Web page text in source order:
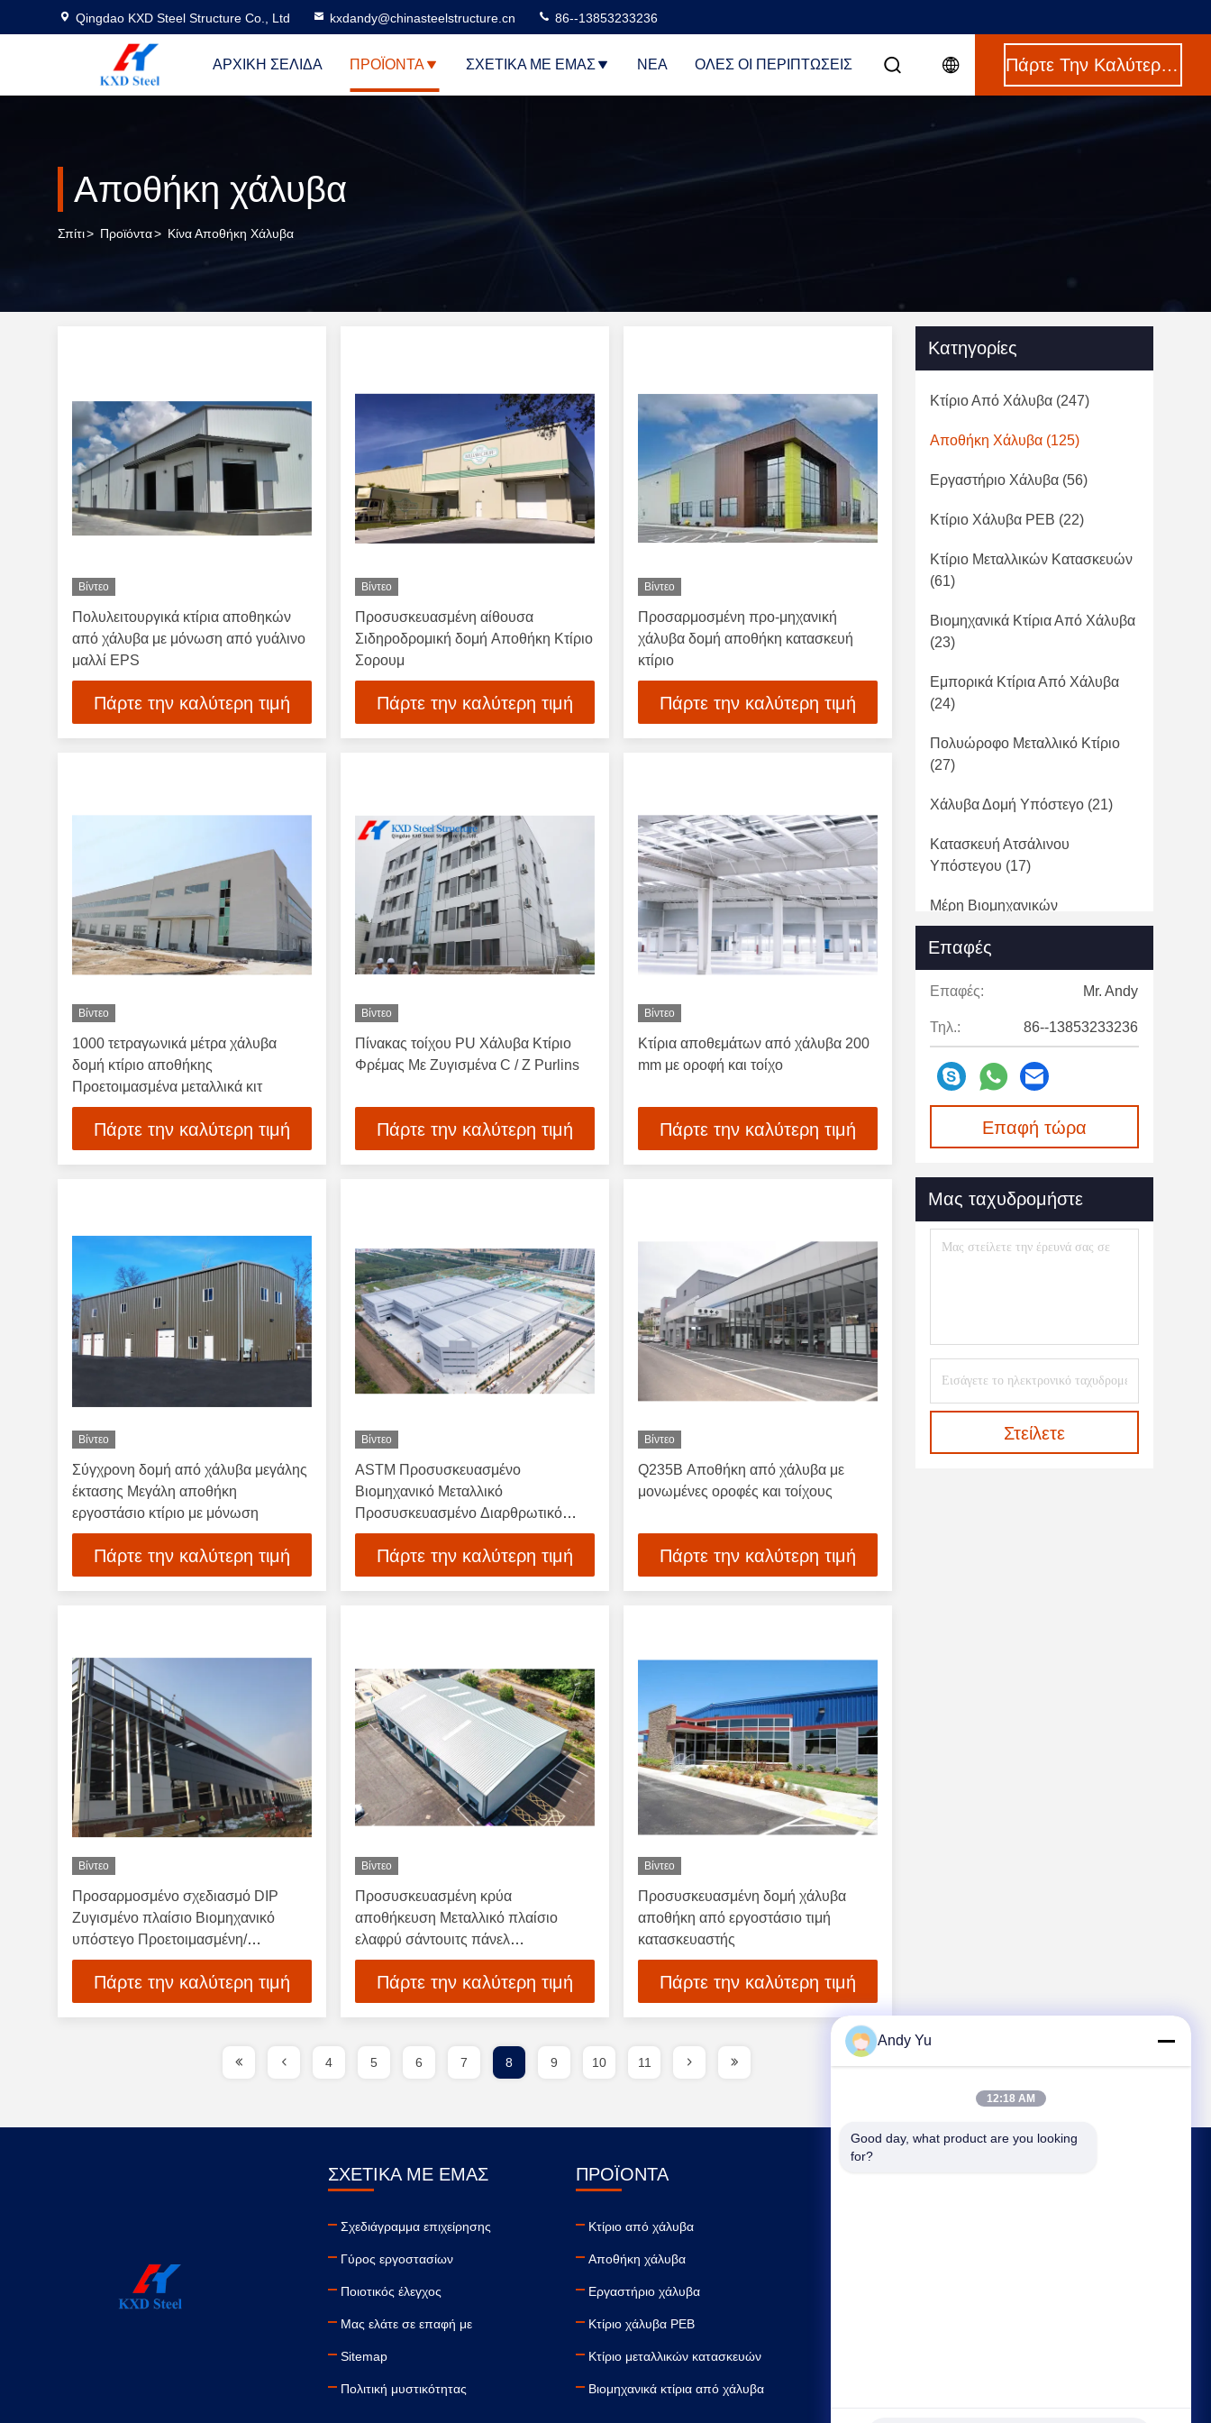
Qingdao KXD Steel Structure Co., Ltd kxdandy@chinasteelstructure.cn 86--13853233236
ΑΡΧΙΚΉ ΣΕΛΊΔΑ ΠΡΟΪΌΝΤΑ ΣΧΕΤΙΚΆ ΜΕ ΕΜΆΣ ΝΈΑ ΌΛΕΣ ΟΙ ΠΕΡΙΠΤΏΣΕΙΣ Πάρτε Την Καλύτερη Τιμή
Αποθήκη χάλυβα
Σπίτι> Προϊόντα> Κίνα Αποθήκη Χάλυβα
Βίντεο
Πολυλειτουργικά κτίρια αποθηκών
από χάλυβα με μόνωση από γυάλινο
μαλλί EPS
Πάρτε την καλύτερη τιμή
Βίντεο
Προσυσκευασμένη αίθουσα
Σιδηροδρομική δομή Αποθήκη Κτίριο
Σορουμ
Πάρτε την καλύτερη τιμή
Βίντεο
Προσαρμοσμένη προ-μηχανική
χάλυβα δομή αποθήκη κατασκευή
κτίριο
Πάρτε την καλύτερη τιμή
Βίντεο
1000 τετραγωνικά μέτρα χάλυβα
δομή κτίριο αποθήκης
Προετοιμασμένα μεταλλικά κιτ
Πάρτε την καλύτερη τιμή
Βίντεο
Πίνακας τοίχου PU Χάλυβα Κτίριο
Φρέμας Με Ζυγισμένα C / Z Purlins
Πάρτε την καλύτερη τιμή
Βίντεο
Κτίρια αποθεμάτων από χάλυβα 200
mm με οροφή και τοίχο
Πάρτε την καλύτερη τιμή
Βίντεο
Σύγχρονη δομή από χάλυβα μεγάλης
έκτασης Μεγάλη αποθήκη
εργοστάσιο κτίριο με μόνωση
Πάρτε την καλύτερη τιμή
Βίντεο
ASTM Προσυσκευασμένο
Βιομηχανικό Μεταλλικό
Προσυσκευασμένο Διαρθρωτικό
Χάλυβα Φρέμα Διαρθρωτικό
Αποθήκευση Κατασκευαστική
Αποθήκη
Πάρτε την καλύτερη τιμή
Βίντεο
Q235B Αποθήκη από χάλυβα με
μονωμένες οροφές και τοίχους
Πάρτε την καλύτερη τιμή
Βίντεο
Προσαρμοσμένο σχεδιασμό DIP
Ζυγισμένο πλαίσιο Βιομηχανικό
υπόστεγο Προετοιμασμένη/
Προετοιμασμένη δομή χάλυβα
Αποθήκη
Πάρτε την καλύτερη τιμή
Βίντεο
Προσυσκευασμένη κρύα
αποθήκευση Μεταλλικό πλαίσιο
ελαφρύ σάντουιτς πάνελ
Προσυσκευασμένη δομή κτιρίου
Πάρτε την καλύτερη τιμή
Βίντεο
Προσυσκευασμένη δομή χάλυβα
αποθήκη από εργοστάσιο τιμή
κατασκευαστής
Πάρτε την καλύτερη τιμή
Κατηγορίες
Κτίριο Από Χάλυβα (247)
Αποθήκη Χάλυβα (125)
Εργαστήριο Χάλυβα (56)
Κτίριο Χάλυβα PEB (22)
Κτίριο Μεταλλικών Κατασκευών
(61)
Βιομηχανικά Κτίρια Από Χάλυβα
(23)
Εμπορικά Κτίρια Από Χάλυβα
(24)
Πολυώροφο Μεταλλικό Κτίριο
(27)
Χάλυβα Δομή Υπόστεγο (21)
Κατασκευή Ατσάλινου
Υπόστεγου (17)
Μέρη Βιομηχανικών
Μηχανημάτων(3)
Προκατασκευασμένη Γέφυρα
Χάλυβα(6)
Επαφές
Επαφές: Mr. Andy
Τηλ.: 86--13853233236
Επαφή τώρα
Μας ταχυδρομήστε
Στείλετε
4 5 6 7 8 9 10 11
ΣΧΕΤΙΚΆ ΜΕ ΕΜΆΣ
Σχεδιάγραμμα επιχείρησης
Γύρος εργοστασίων
Ποιοτικός έλεγχος
Μας ελάτε σε επαφή με
Sitemap
Πολιτική μυστικότητας
ΠΡΟΪΌΝΤΑ
Κτίριο από χάλυβα
Αποθήκη χάλυβα
Εργαστήριο χάλυβα
Κτίριο χάλυβα PEB
Κτίριο μεταλλικών κατασκευών
Βιομηχανικά κτίρια από χάλυβα
Andy Yu
12:18 AM
Good day, what product are you looking
for?